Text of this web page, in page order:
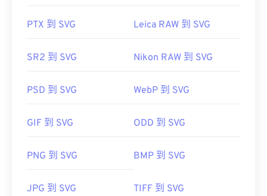
PTX 到 SVG Leica RAW 到 SVG
SR2 到 SVG Nikon RAW 到 SVG
PSD 到 SVG WebP 到 SVG
GIF 到 SVG ODD 到 SVG
PNG 到 SVG BMP 到 SVG
JPG 到 SVG TIFF 到 SVG